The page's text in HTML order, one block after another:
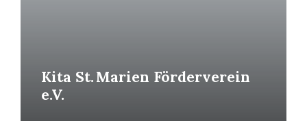
Kita St. Marien Förderverein
e.V.